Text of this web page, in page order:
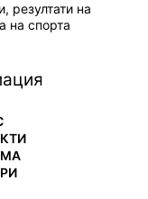
резултати на
на спорта